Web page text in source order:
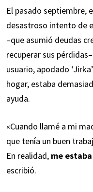
El pasado septiembre,
desastroso intento de
–que asumió deudas
recuperar sus
usuario, apodado
hogar, estaba
ayuda.
«Cuando llamé a mi
que tenía un buen
En realidad, me
escribió.